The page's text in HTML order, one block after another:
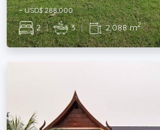
~ USD$ 288,000
2 | 3 | 2,088 m2